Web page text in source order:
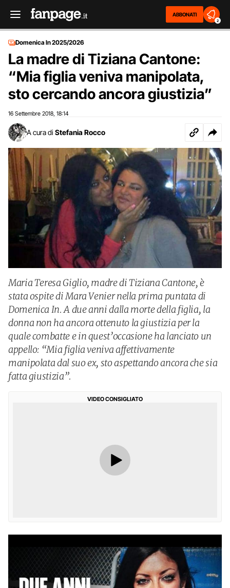
ABBONATI
2
Domenica In 2025/2026
La madre di Tiziana Cantone:
“Mia figlia veniva manipolata,
sto cercando ancora giustizia”
16 Settembre 2018 18:14
A cura di Stefania Rocco
Maria Teresa Giglio, madre di Tiziana Cantone, è
stata ospite di Mara Venier nella prima puntata di
Domenica In. A due anni dalla morte della figlia, la
donna non ha ancora ottenuto la giustizia per la
quale combatte e in quest’occasione ha lanciato un
appello: “Mia figlia veniva affettivamente
manipolata dal suo ex, sto aspettando ancora che sia
fatta giustizia”.
VIDEO CONSIGLIATO